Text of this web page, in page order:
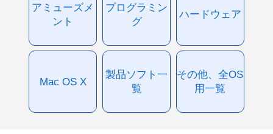
アミューズメ
ント
プログラミン
グ
ハードウェア
Mac OS X
製品ソフト一
覧
その他、全OS
用一覧